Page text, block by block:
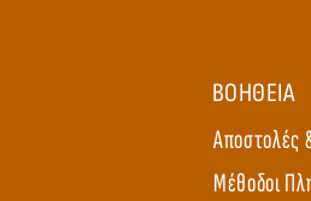
ΒΟΗΘΕΙΑ
Αποστολές
Μέθοδοι